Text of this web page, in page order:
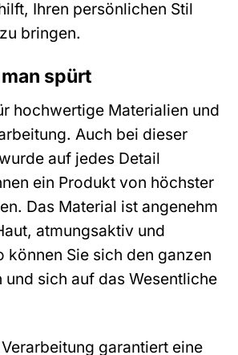
Ihren persönlichen Stil
bringen.
spürt
hochwertige Materialien und
Auch bei dieser
auf jedes Detail
ein Produkt von höchster
Das Material ist angenehm
atmungsaktiv und
können Sie sich den ganzen
und sich auf das Wesentliche
garantiert eine